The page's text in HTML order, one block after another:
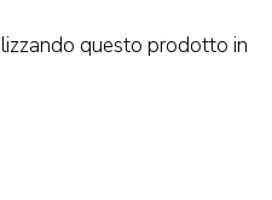
questo prodotto in